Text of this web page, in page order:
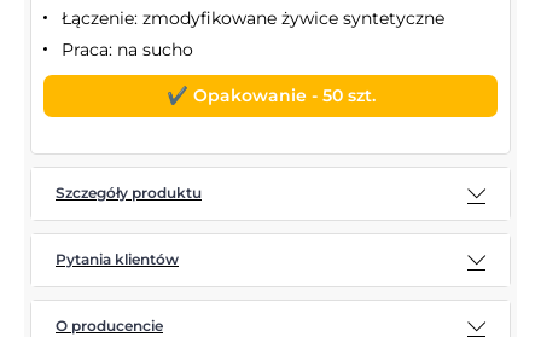
Łączenie: zmodyfikowane żywice syntetyczne
Praca: na sucho
✔️ Opakowanie - 50 szt.
Szczegóły produktu
Pytania klientów
O producencie